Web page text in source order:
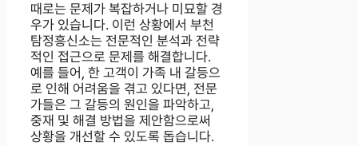
때로는 문제가 복잡하거나 미묘할 경
우가 있습니다. 이런 상황에서 부천
탐정흥신소는 전문적인 분석과 전략
적인 접근으로 문제를 해결합니다.
예를 들어, 한 고객이 가족 내 갈등으
로 인해 어려움을 겪고 있다면, 전문
가들은 그 갈등의 원인을 파악하고,
중재 및 해결 방법을 제안함으로써
상황을 개선할 수 있도록 돕습니다.